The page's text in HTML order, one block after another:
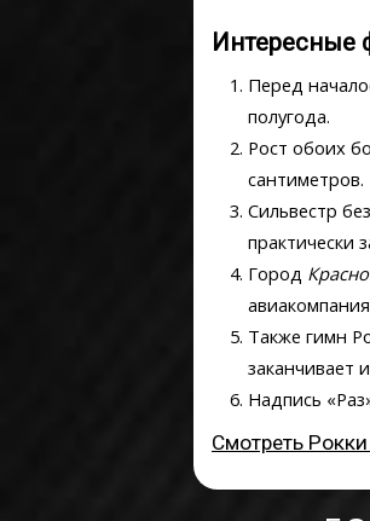
Интересные
Перед
полугода.
Рост обоих
сантиметров.
Сильвестр
практически
Город
Также гимн
заканчивает
Надпись
Смотреть